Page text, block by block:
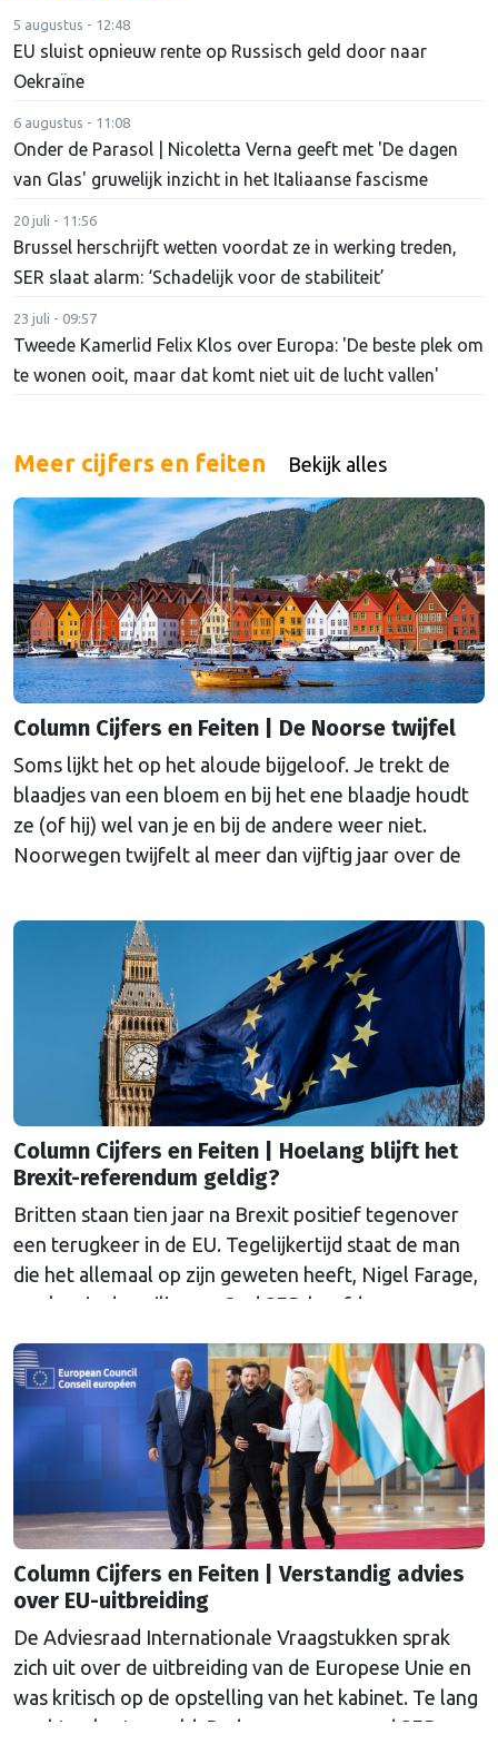
5 augustus - 12:48
EU sluist opnieuw rente op Russisch geld door naar
Oekraïne
6 augustus - 11:08
Onder de Parasol | Nicoletta Verna geeft met 'De dagen
van Glas' gruwelijk inzicht in het Italiaanse fascisme
20 juli - 11:56
Brussel herschrijft wetten voordat ze in werking treden,
SER slaat alarm: ‘Schadelijk voor de stabiliteit’
23 juli - 09:57
Tweede Kamerlid Felix Klos over Europa: 'De beste plek om
te wonen ooit, maar dat komt niet uit de lucht vallen'
Meer cijfers en feiten Bekijk alles
Column Cijfers en Feiten | De Noorse twijfel
Soms lijkt het op het aloude bijgeloof. Je trekt de
blaadjes van een bloem en bij het ene blaadje houdt
ze (of hij) wel van je en bij de andere weer niet.
Noorwegen twijfelt al meer dan vijftig jaar over de
Column Cijfers en Feiten | Hoelang blijft het
Brexit-referendum geldig?
Britten staan tien jaar na Brexit positief tegenover
een terugkeer in de EU. Tegelijkertijd staat de man
die het allemaal op zijn geweten heeft, Nigel Farage,
aan kop in de peilingen. Oud SER-hoofdeconoom
Column Cijfers en Feiten | Verstandig advies
over EU-uitbreiding
De Adviesraad Internationale Vraagstukken sprak
zich uit over de uitbreiding van de Europese Unie en
was kritisch op de opstelling van het kabinet. Te lang
wachten kosten geld. Reden voor voor oud SER-